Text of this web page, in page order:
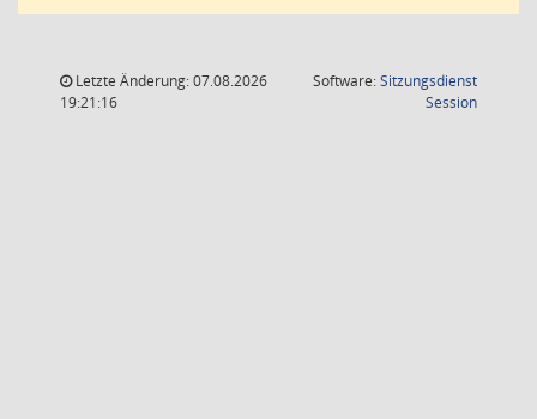
Letzte Änderung: 07.08.2026
19:21:16
Software:Sitzungsdienst
Session(Wird in